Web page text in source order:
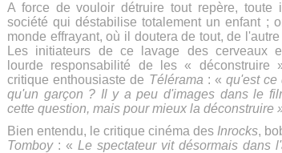
A force de vouloir détruire tout repère, toute
société qui déstabilise totalement un enfant ;
monde effrayant, où il doutera de tout, de
Les initiateurs de ce lavage des cerveaux
lourde responsabilité de les « déconstruire
critique enthousiaste de Télérama : «qu'est ce
qu'un garçon ? Il y a peu d'images dans le
cette question, mais pour mieux la déconstruire
Bien entendu, le critique cinéma des Inrocks,
Tomboy: « Le spectateur vit désormais dans